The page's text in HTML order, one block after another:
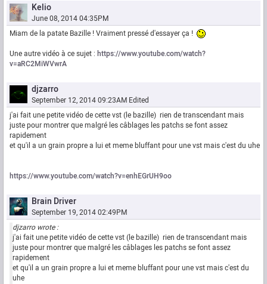
Kelio
June 08, 2014 04:35PM
Miam de la patate Bazille ! Vraiment pressé d'essayer ça !
Une autre vidéo à ce sujet : https://www.youtube.com/watch?
v=aRC2MiWVwrA
djzarro
September 12, 2014 09:23AM Edited
j'ai fait une petite vidéo de cette vst (le bazille) rien de transcendant mais
juste pour montrer que malgré les câblages les patchs se font assez
rapidement
et qu'il a un grain propre a lui et meme bluffant pour une vst mais c'est du uhe
https://www.youtube.com/watch?v=enhEGrUH9oo
Brain Driver
September 19, 2014 02:49PM
djzarro wrote :
j'ai fait une petite vidéo de cette vst (le bazille) rien de transcendant mais
juste pour montrer que malgré les câblages les patchs se font assez
rapidement
et qu'il a un grain propre a lui et meme bluffant pour une vst mais c'est du
uhe